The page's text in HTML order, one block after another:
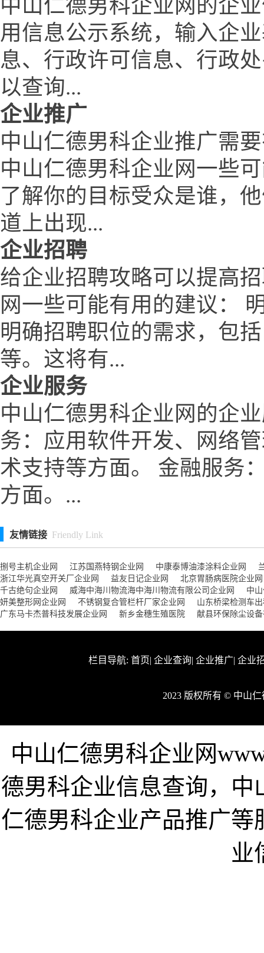
中山仁德男科企业网的企
用信息公示系统，输入企
息、行政许可信息、行政
以查询...
企业推广
中山仁德男科企业推广需
中山仁德男科企业网一些
了解你的目标受众是谁，
道上出现...
企业招聘
给企业招聘攻略可以提高
网一些可能有用的建议：
明确招聘职位的需求，包
等。这将有...
企业服务
中山仁德男科企业网的企
务：应用软件开发、网络
术支持等方面。 金融服务
方面。...
友情链接 Friendly Link
捌号主机企业网 江苏国燕特钢企业网 中康泰博油漆涂料企业网
浙江华光真空开关厂企业网
益友日记企业网
北京胃肠病医院企业网
千古绝句企业网
威海中海川物流海中海川物流有限公司企业网
中
妍美整形网企业网
不锈钢复合管栏杆厂家企业网
山东桥梁检测车
广东马卡杰普科技发展企业网
新乡金穗生殖医院 献县环保除尘设
栏目导航: 首页| 企业查询| 企业推广| 企业
2023 版权所有 © 中山
中山仁德男科企业网
德男科企业信息查询，
仁德男科企业产品推广
业